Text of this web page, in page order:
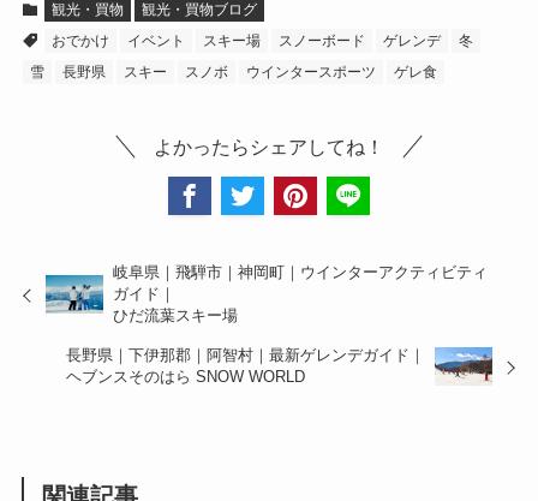
観光・買物
観光・買物ブログ
おでかけ
イベント スキー場 スノーボード ゲレンデ
冬
雪
長野県 スキー スノボ ウインタースポーツ ゲレ食
よかったらシェアしてね！
岐阜県｜飛騨市｜神岡町｜ウインターアクティビティ
ガイド｜
ひだ流葉スキー場
長野県｜下伊那郡｜阿智村｜最新ゲレンデガイド｜
ヘブンスそのはら SNOW WORLD